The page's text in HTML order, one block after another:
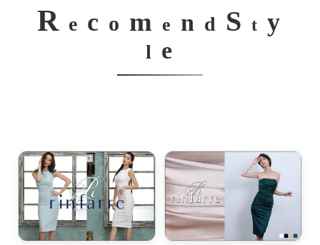
R e c o m e n d S t y
l e